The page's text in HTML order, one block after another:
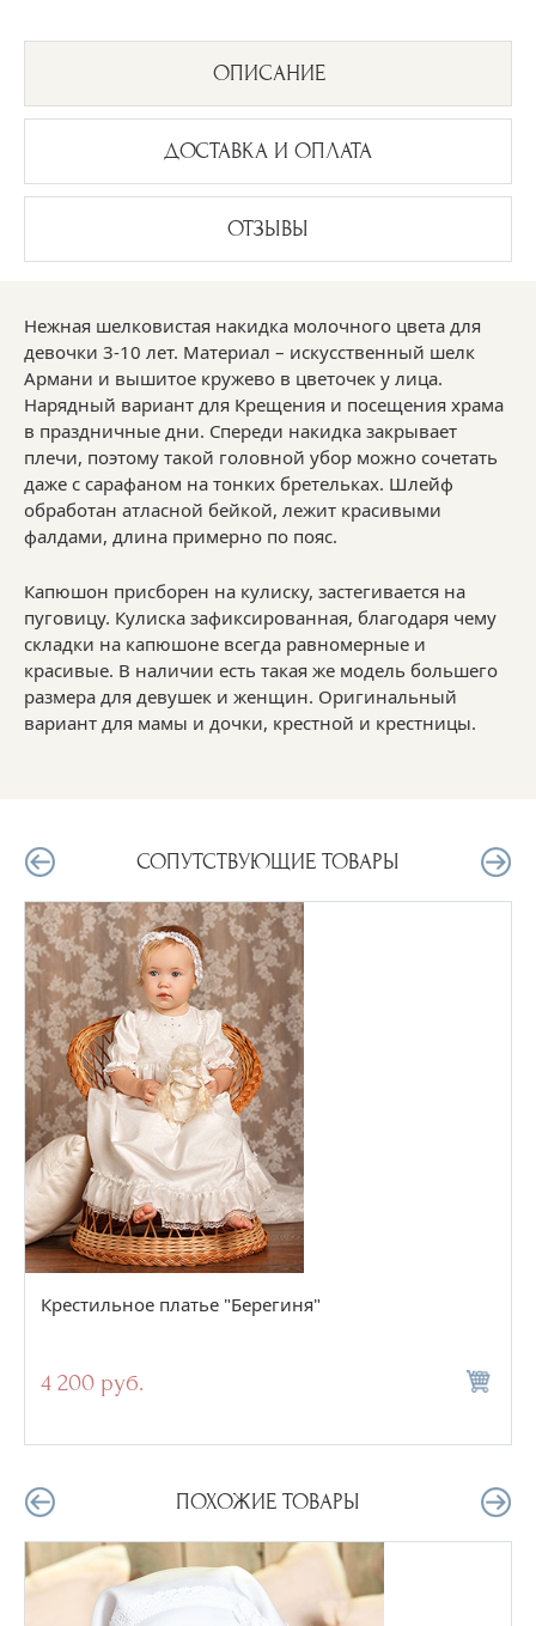
ОПИСАНИЕ
ДОСТАВКА И ОПЛАТА
ОТЗЫВЫ
Нежная шелковистая накидка молочного цвета для
девочки 3-10 лет. Материал – искусственный шелк
Армани и вышитое кружево в цветочек у лица.
Нарядный вариант для Крещения и посещения храма
в праздничные дни. Спереди накидка закрывает
плечи, поэтому такой головной убор можно сочетать
даже с сарафаном на тонких бретельках. Шлейф
обработан атласной бейкой, лежит красивыми
фалдами, длина примерно по пояс.
Капюшон присборен на кулиску, застегивается на
пуговицу. Кулиска зафиксированная, благодаря чему
складки на капюшоне всегда равномерные и
красивые. В наличии есть такая же модель большего
размера для девушек и женщин. Оригинальный
вариант для мамы и дочки, крестной и крестницы.
СОПУТСТВУЮЩИЕ ТОВАРЫ
Крестильное платье "Берегиня"
4 200 руб.
ПОХОЖИЕ ТОВАРЫ